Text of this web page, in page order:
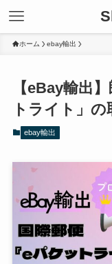
ホーム ebay輸出
【eBay輸出
トライト」
ebay輸出